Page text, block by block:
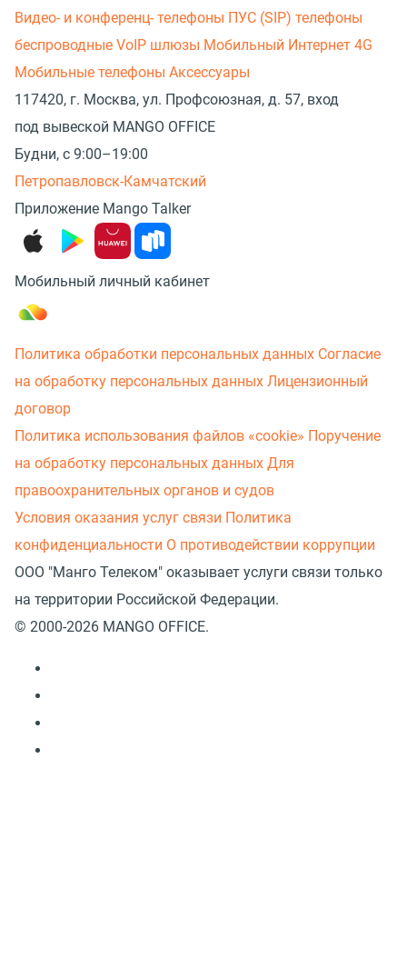
Видео- и конференц- телефоны ПУС (SIP) телефоны
беспроводные VoIP шлюзы Мобильный Интернет 4G
Мобильные телефоны Аксессуары
117420, г. Москва, ул. Профсоюзная, д. 57, вход
под вывеской MANGO OFFICE
Будни, с 9:00–19:00
Петропавловск-Камчатский
Приложение Mango Talker
Мобильный личный кабинет
Политика обработки персональных данных Согласие
на обработку персональных данных Лицензионный
договор
Политика использования файлов «cookie» Поручение
на обработку персональных данных Для
правоохранительных органов и судов
Условия оказания услуг связи Политика
конфиденциальности О противодействии коррупции
ООО "Манго Телеком" оказывает услуги связи только
на территории Российской Федерации.
© 2000-2026 MANGO OFFICE.